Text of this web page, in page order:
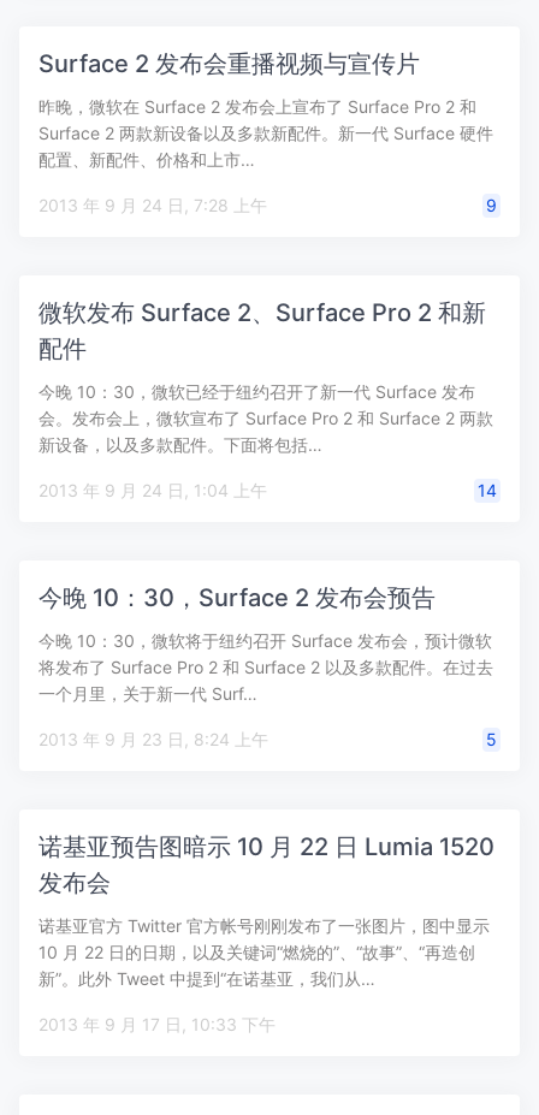
Surface 2 发布会重播视频与宣传片
昨晚，微软在 Surface 2 发布会上宣布了 Surface Pro 2 和
Surface 2 两款新设备以及多款新配件。新一代 Surface 硬件
配置、新配件、价格和上市…
2013 年 9 月 24 日, 7:28 上午 9
微软发布 Surface 2、Surface Pro 2 和新
配件
今晚 10：30，微软已经于纽约召开了新一代 Surface 发布
会。发布会上，微软宣布了 Surface Pro 2 和 Surface 2 两款
新设备，以及多款配件。下面将包括…
2013 年 9 月 24 日, 1:04 上午 14
今晚 10：30，Surface 2 发布会预告
今晚 10：30，微软将于纽约召开 Surface 发布会，预计微软
将发布了 Surface Pro 2 和 Surface 2 以及多款配件。在过去
一个月里，关于新一代 Surf…
2013 年 9 月 23 日, 8:24 上午 5
诺基亚预告图暗示 10 月 22 日 Lumia 1520
发布会
诺基亚官方 Twitter 官方帐号刚刚发布了一张图片，图中显示
10 月 22 日的日期，以及关键词“燃烧的”、“故事”、“再造创
新”。此外 Tweet 中提到“在诺基亚，我们从…
2013 年 9 月 17 日, 10:33 下午